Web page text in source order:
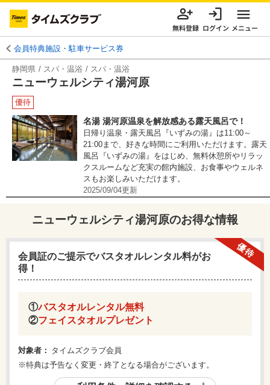
無料登録 ログイン メニュー
会員特典施設・駐車サービス券
静岡県 スパ・温浴 スパ・温浴
ニューウェルシティ湯河原
優待
名湯 湯河原温泉を解放感ある露天風呂で！
日帰り温泉・露天風呂『いずみの湯』は11:00～
21:00まで、好きな時間にご利用いただけます。露天
風呂『いずみの湯』をはじめ、無料休憩所やリラッ
クスルームなど充実の館内施設、お食事やウェルネ
スもお楽しみいただけます。
2025/09/04更新
ニューウェルシティ湯河原のお得な情報
優待
会員証のご提示でバスタオルレンタル料がお
得！
①バスタオルレンタル無料
②フェイスタオルプレゼント
対象者： タイムズクラブ会員
※特典は予告なく変更・終了となる場合がございます。